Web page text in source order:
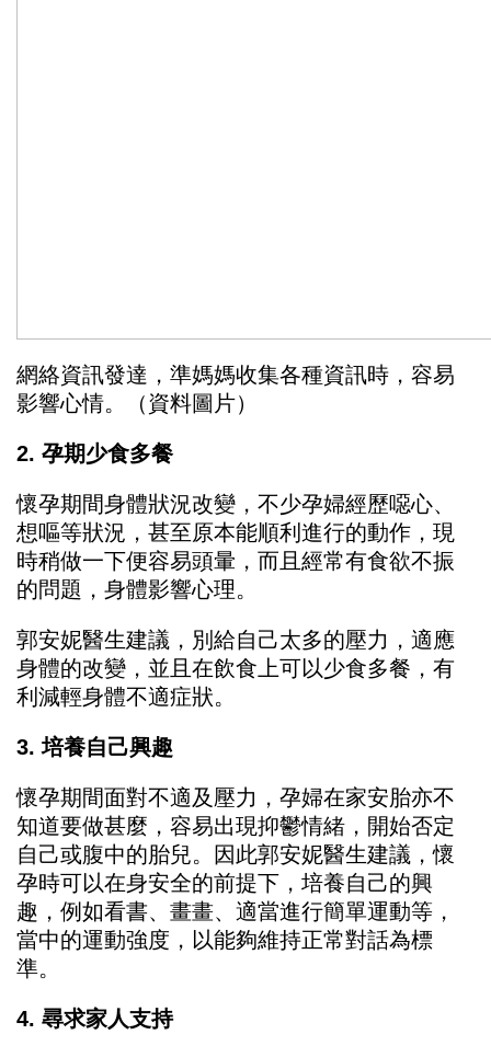
網絡資訊發達，準媽媽收集各種資訊時，容易
影響心情。（資料圖片）
2. 孕期少食多餐
懷孕期間身體狀況改變，不少孕婦經歷噁心、
想嘔等狀況，甚至原本能順利進行的動作，現
時稍做一下便容易頭暈，而且經常有食欲不振
的問題，身體影響心理。
郭安妮醫生建議，別給自己太多的壓力，適應
身體的改變，並且在飲食上可以少食多餐，有
利減輕身體不適症狀。
3. 培養自己興趣
懷孕期間面對不適及壓力，孕婦在家安胎亦不
知道要做甚麼，容易出現抑鬱情緒，開始否定
自己或腹中的胎兒。因此郭安妮醫生建議，懷
孕時可以在身安全的前提下，培養自己的興
趣，例如看書、畫畫、適當進行簡單運動等，
當中的運動強度，以能夠維持正常對話為標
準。
4. 尋求家人支持